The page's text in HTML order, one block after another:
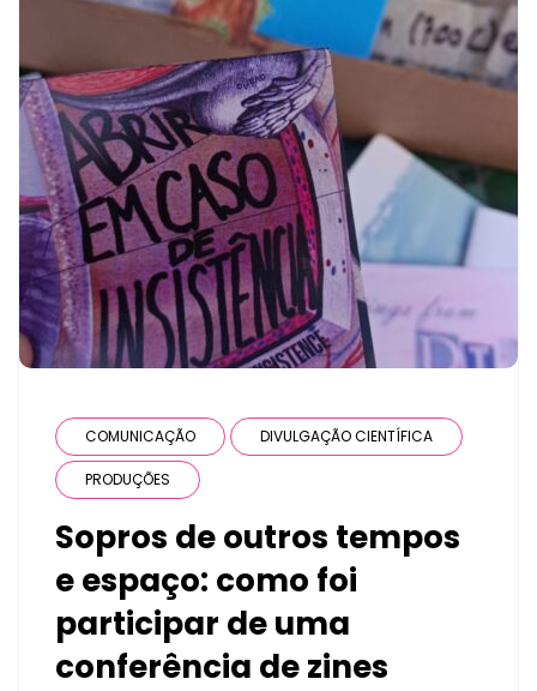
COMUNICAÇÃO DIVULGAÇÃO CIENTÍFICA
PRODUÇÕES
Sopros de outros tempos
e espaço: como foi
participar de uma
conferência de zines